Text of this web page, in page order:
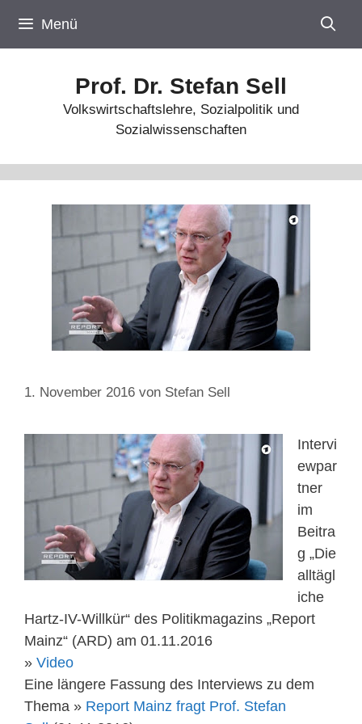
Inhalt
springen
Menü
Prof. Dr. Stefan Sell
Volkswirtschaftslehre, Sozialpolitik und
Sozialwissenschaften
1. November 2016 von Stefan Sell
Intervi
ewpar
tner
im
Beitra
g „Die
alltägl
iche
Hartz-IV-Willkür“ des Politikmagazins „Report
Mainz“ (ARD) am 01.11.2016
» Video
Eine längere Fassung des Interviews zu dem
Thema » Report Mainz fragt Prof. Stefan